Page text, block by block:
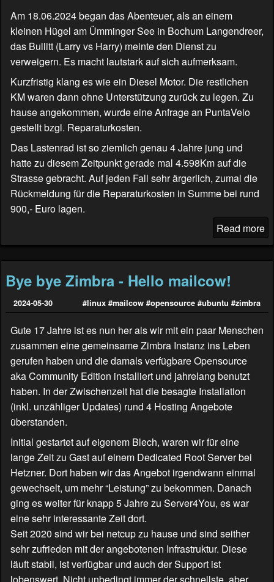
Am 18.06.2024 began das Abenteuer, als an einem
kleinen Hügel am Ümminger See in Bochum Langendreer,
das Bullitt (Larry vs Harry) meinte den Dienst zu
verweigern. Es macht lautstark auf sich aufmerksam.
Kurzfristig klang es wie ein Diesel Motor. Die restlichen
KM waren dann ohne Unterstützung zurück zu legen. Zu
hause angekommen, wurde eine Anfrage an PuntaVelo
gestellt bzgl. Reparaturkosten.
Das Lastenrad ist so ziemlich genau 4 Jahre jung und
hatte zu diesem Zeitpunkt gerade mal 4.598Km auf die
Strasse gebracht. Auf jeden Fall sehr ärgerlich, zumal die
Rückmeldung für die Reparaturkosten in Summe bei rund
900,- Euro lagen.
Read more
Bye bye Zimbra - Hello mailcow!
2024-05-30 #linux #mailcow #opensource #ubuntu #zimbra
Gute 17 Jahre ist es nun her als wir mit ein paar Menschen
zusammen eine gemeinsame Zimbra Instanz ins Leben
gerufen haben und die damals verfügbare Opensource
aka Community Edition installiert und jahrelang benutzt
haben. In der Zwischenzeit hat die besagte Installation
(inkl. unzähliger Updates) rund 4 Hosting Angebote
überstanden.
Initial gestartet auf eigenem Blech, waren wir für eine
lange Zeit zu Gast auf einem Dedicated Root Server bei
Hetzner. Dort haben wir das Angebot irgendwann einmal
gewechselt, um mehr “Leistung” zu bekommen. Danach
ging es weiter für knapp 5 Jahre zu Server4You, es war
eine sehr interessante Zeit dort.
Seit 2020 sind wir bei netcup zu hause und sind seither
sehr zufrieden mit der angebotenen Infrastruktur. Diese
läuft stabil, ist verfügbar und auch der Support ist